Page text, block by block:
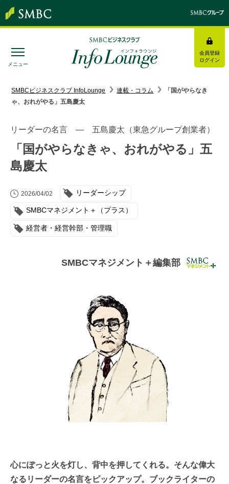
メニュー
会員登録
ログイン
みんなの研修
トピックス＆インフォメーション
お役立ち情報
インタビュー・レポート
イベント・セミナー
本サイトのご利用にあたって
SMBCビジネスクラブ InfoLounge 連載・コラム
「国がやらなき
ゃ、おれがやる」五島慶太
リーダーの名言 ― 五島慶太（東急グループ創業者）
「国がやらなきゃ、おれがやる」五
島慶太
2026/04/02 リーダーシップ
SMBCマネジメント＋（プラス）
経営者・経営幹部・管理職
SMBCマネジメント＋編集部
心にぽっと火を灯し、背中を押してくれる。そんな偉大
なるリーダーの名言をピックアップ。ブックライターの